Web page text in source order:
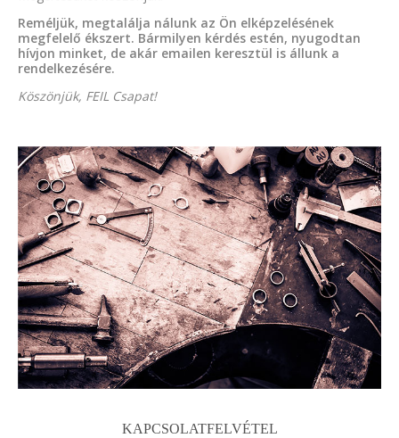
Reméljük, megtalálja nálunk az Ön elképzelésének
megfelelő ékszert. Bármilyen kérdés estén, nyugodtan
hívjon minket, de akár emailen keresztül is állunk a
rendelkezésére.
Köszönjük, FEIL Csapat!
KAPCSOLATFELVÉTEL